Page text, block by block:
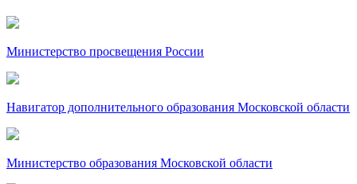
Министерство просвещения России
Навигатор дополнительного образования Московской области
Министерство образования Московской области